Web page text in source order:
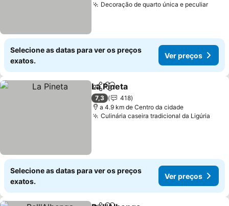
Decoração de quarto única e peculiar
Selecione as datas para ver os preços
exatos.
Ver preços
PartilharAdicionar aos favoritos
La Pineta
7,3
418
a 4.9 km de Centro da cidade
Culinária caseira tradicional da Ligúria
Selecione as datas para ver os preços
exatos.
Ver preços